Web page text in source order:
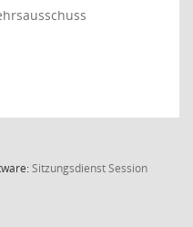
SitzungsdienstSession(Wird in